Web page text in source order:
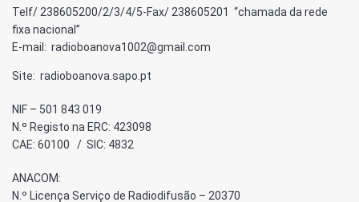
Telf/ 238605200/2/3/4/5-Fax/ 238605201 “chamada da rede
fixa nacional”
E-mail: radioboanova1002@gmail.com
Site: radioboanova.sapo.pt
NIF – 501 843 019
N.º Registo na ERC: 423098
CAE: 60100 / SIC: 4832
ANACOM:
N.º Licença Serviço de Radiodifusão – 20370